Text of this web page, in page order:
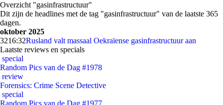
Overzicht "gasinfrastructuur"
Dit zijn de headlines met de tag "gasinfrastructuur" van de laatste 365
dagen.
oktober 2025
3216:32Rusland valt massaal Oekraïense gasinfrastructuur aan
Laatste reviews en specials
special
Random Pics van de Dag #1978
review
Forensics: Crime Scene Detective
special
Random Pics van de Dag #1977